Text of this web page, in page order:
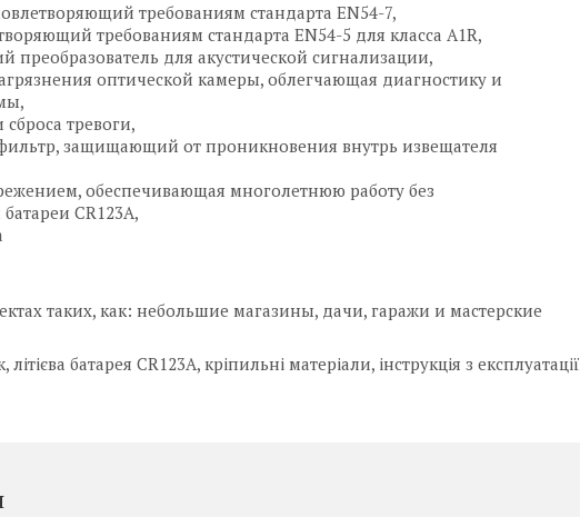
требованиям стандарта EN54-7,
требованиям стандарта EN54-5 для класса A1R,
преобразователь для акустической сигнализации,
оптической камеры, облегчающая диагностику и
тревоги,
защищающий от проникновения внутрь извещателя
обеспечивающая многолетнюю работу без
CR123A,
таких, как: небольшие магазины, дачи, гаражи и мастерские
батарея CR123A, кріпильні матеріали, інструкція з експлуатації